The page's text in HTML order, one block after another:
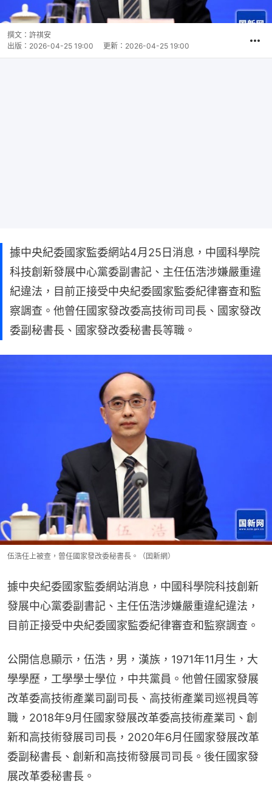
撰文： 許祺安
出版： 2026-04-25 19:00 更新： 2026-04-25 19:00
據中央紀委國家監委網站4月25日消息，中國科學院
科技創新發展中心黨委副書記、主任伍浩涉嫌嚴重違
紀違法，目前正接受中央紀委國家監委紀律審查和監
察調查。他曾任國家發改委高技術司司長、國家發改
委副秘書長、國家發改委秘書長等職。
伍浩任上被查，曾任國家發改委秘書長。（囯新網）
據中央紀委國家監委網站消息，中國科學院科技創新
發展中心黨委副書記、主任伍浩涉嫌嚴重違紀違法，
目前正接受中央紀委國家監委紀律審查和監察調查。
公開信息顯示，伍浩，男，漢族，1971年11月生，大
學學歷，工學學士學位，中共黨員。他曾任國家發展
改革委高技術產業司副司長、高技術產業司巡視員等
職，2018年9月任國家發展改革委高技術產業司、創
新和高技術發展司司長，2020年6月任國家發展改革
委副秘書長、創新和高技術發展司司長。後任國家發
展改革委秘書長。